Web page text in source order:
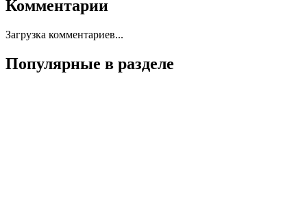
Комментарии
Загрузка комментариев...
Популярные в разделе